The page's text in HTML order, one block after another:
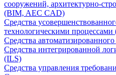
сооружений, архитектурно-
(BIM, AEC CAD)
Средства
технологическими
Средства
Средства интегрированной
(ILS)
Средства управления